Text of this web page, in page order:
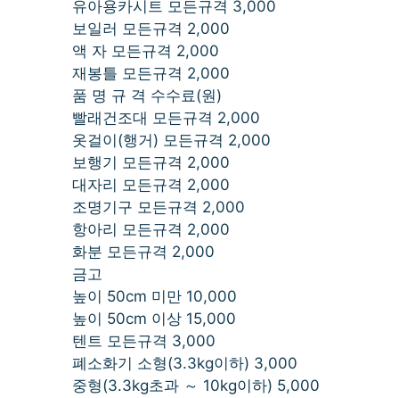
유아용카시트 모든규격 3,000
보일러 모든규격 2,000
액 자 모든규격 2,000
재봉틀 모든규격 2,000
품 명 규 격 수수료(원)
빨래건조대 모든규격 2,000
옷걸이(행거) 모든규격 2,000
보행기 모든규격 2,000
대자리 모든규격 2,000
조명기구 모든규격 2,000
항아리 모든규격 2,000
화분 모든규격 2,000
금고
높이 50cm 미만 10,000
높이 50cm 이상 15,000
텐트 모든규격 3,000
폐소화기 소형(3.3kg이하) 3,000
중형(3.3kg초과 ～ 10kg이하) 5,000